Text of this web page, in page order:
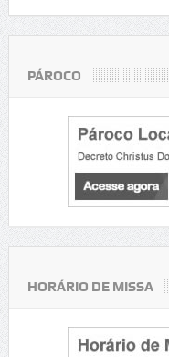
PÁROCO
HORÁRIO DE MISSA